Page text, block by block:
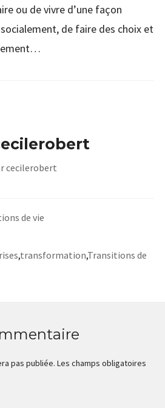
ou de vivre d’une façon
de faire des choix et
cecilerobert
de vie
,transformation,Transitions de
pas publiée. Les champs obligatoires